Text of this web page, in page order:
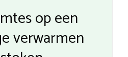
op een
verwarmen